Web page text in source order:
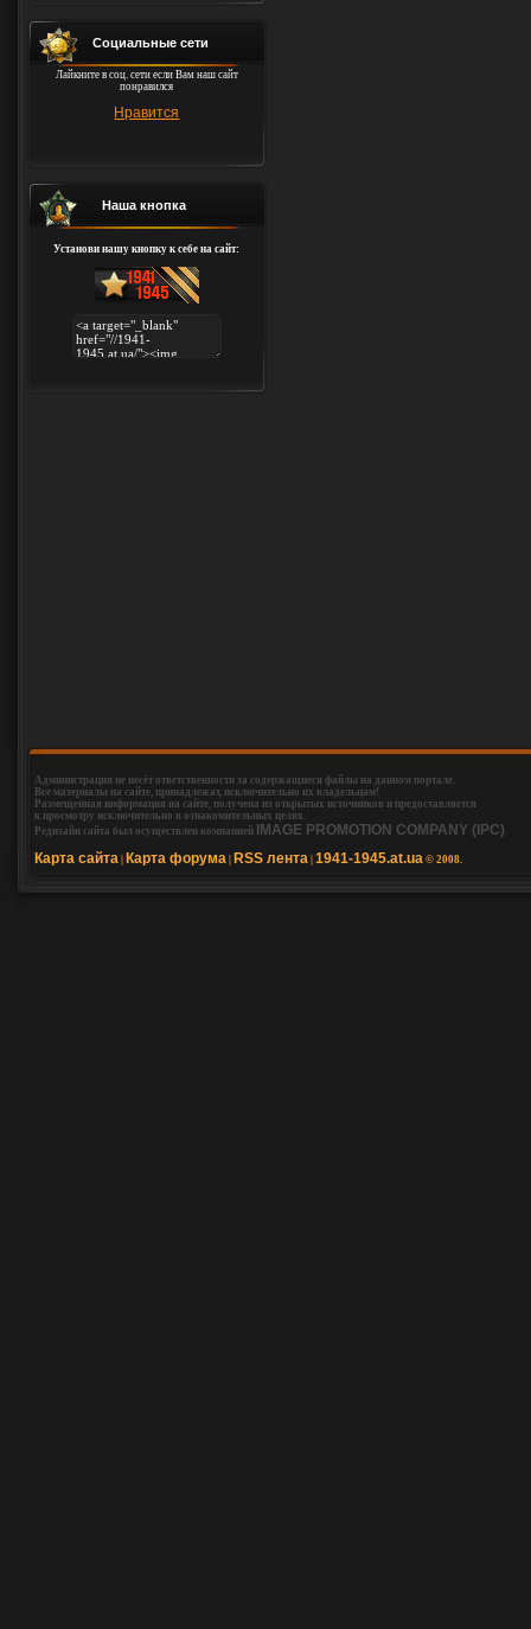
Социальные сети
Лайкните в соц. сети если Вам наш сайт
понравился
Нравится
Наша кнопка
Установи нашу кнопку к себе на сайт:
Администрация не несёт ответственности за содержащиеся файлы на данном портале.
Все материалы на сайте, принадлежат, исключительно их владельцам!
Размещенная информация на сайте, получена из открытых источников и предоставляется
к просмотру исключительно в ознакомительных целях.
Редизайн сайта был осуществлен компанией
IMAGE PROMOTION COMPANY (IPC)
Карта сайта Карта форума RSS лента 1941-1945.at.ua © 2008.